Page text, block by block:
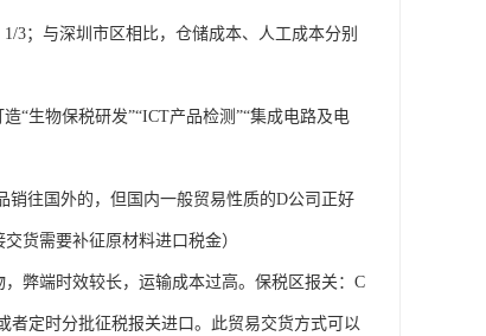
3；与深圳市区相比，仓储成本、人工成本分别
“生物保税研发”“ICT产品检测”“集成电路及电
往国外的，但国内一般贸易性质的D公司正好
货需要补征原材料进口税金）
弊端时效较长，运输成本过高。保税区报关：C
者定时分批征税报关进口。此贸易交货方式可以